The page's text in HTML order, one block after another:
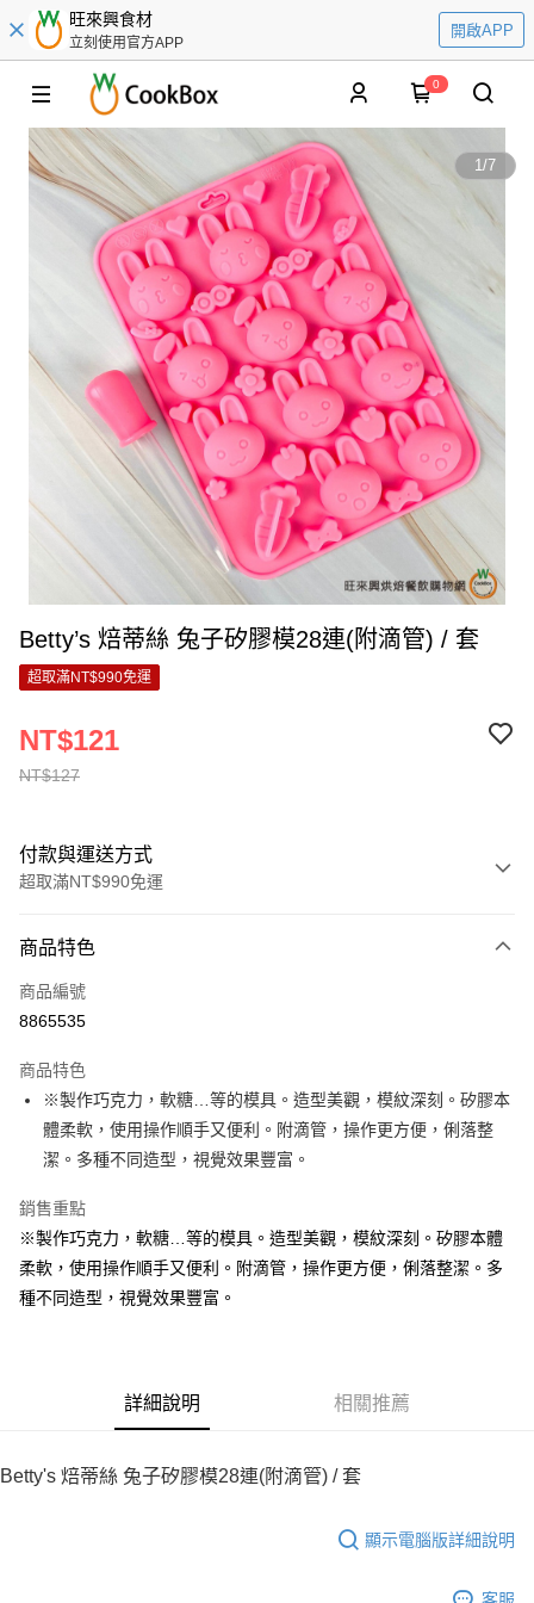
旺來興食材
立刻使用官方APP
開啟APP
0
1/7
Betty’s 焙蒂絲 兔子矽膠模28連(附滴管) / 套
超取滿NT$990免運
NT$127
NT$121
付款與運送方式
超取滿NT$990免運
信用卡一次付款
超商取貨付款
Apple Pay
街口支付
全盈+PAY
AFTEE先享後付
相關說明
１．簡單：不需註冊會員、不需綁卡、不需儲值。
２．便利：只要手機號碼，簡訊認證，即可結帳。
３．安心：先確認商品／服務後，再付款。
【「AFTEE先享後付」結帳流程】
kg
付款後全家取貨-重量限制含紙箱10kg，請控制商品重量在9~
商品特色
商品編號
8865535
商品特色
※製作巧克力，軟糖…等的模具。造型美觀，模紋深刻。矽膠本
體柔軟，使用操作順手又便利。附滴管，操作更方便，俐落整
潔。多種不同造型，視覺效果豐富。
銷售重點
※製作巧克力，軟糖…等的模具。造型美觀，模紋深刻。矽膠本體
柔軟，使用操作順手又便利。附滴管，操作更方便，俐落整潔。多
種不同造型，視覺效果豐富。
詳細說明 相關推薦
Betty's 焙蒂絲 兔子矽膠模28連(附滴管) / 套
顯示電腦版詳細說明
客服